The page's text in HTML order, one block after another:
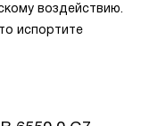
воздействию.
испортите